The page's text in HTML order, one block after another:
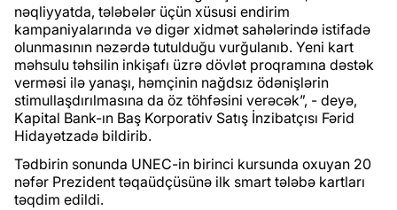
nəqliyyatda, tələbələr üçün xüsusi endirim
kampaniyalarında və digər xidmət sahələrində istifadə
olunmasının nəzərdə tutulduğu vurğulanıb. Yeni kart
məhsulu təhsilin inkişafı üzrə dövlət proqramına dəstək
verməsi ilə yanaşı, həmçinin nağdsız ödənişlərin
stimullaşdırılmasına da öz töhfəsini verəcək”, - deyə,
Kapital Bank-ın Baş Korporativ Satış İnzibatçısı Fərid
Hidayətzadə bildirib.
Tədbirin sonunda UNEC-in birinci kursunda oxuyan 20
nəfər Prezident təqaüdçüsünə ilk smart tələbə kartları
təqdim edildi.